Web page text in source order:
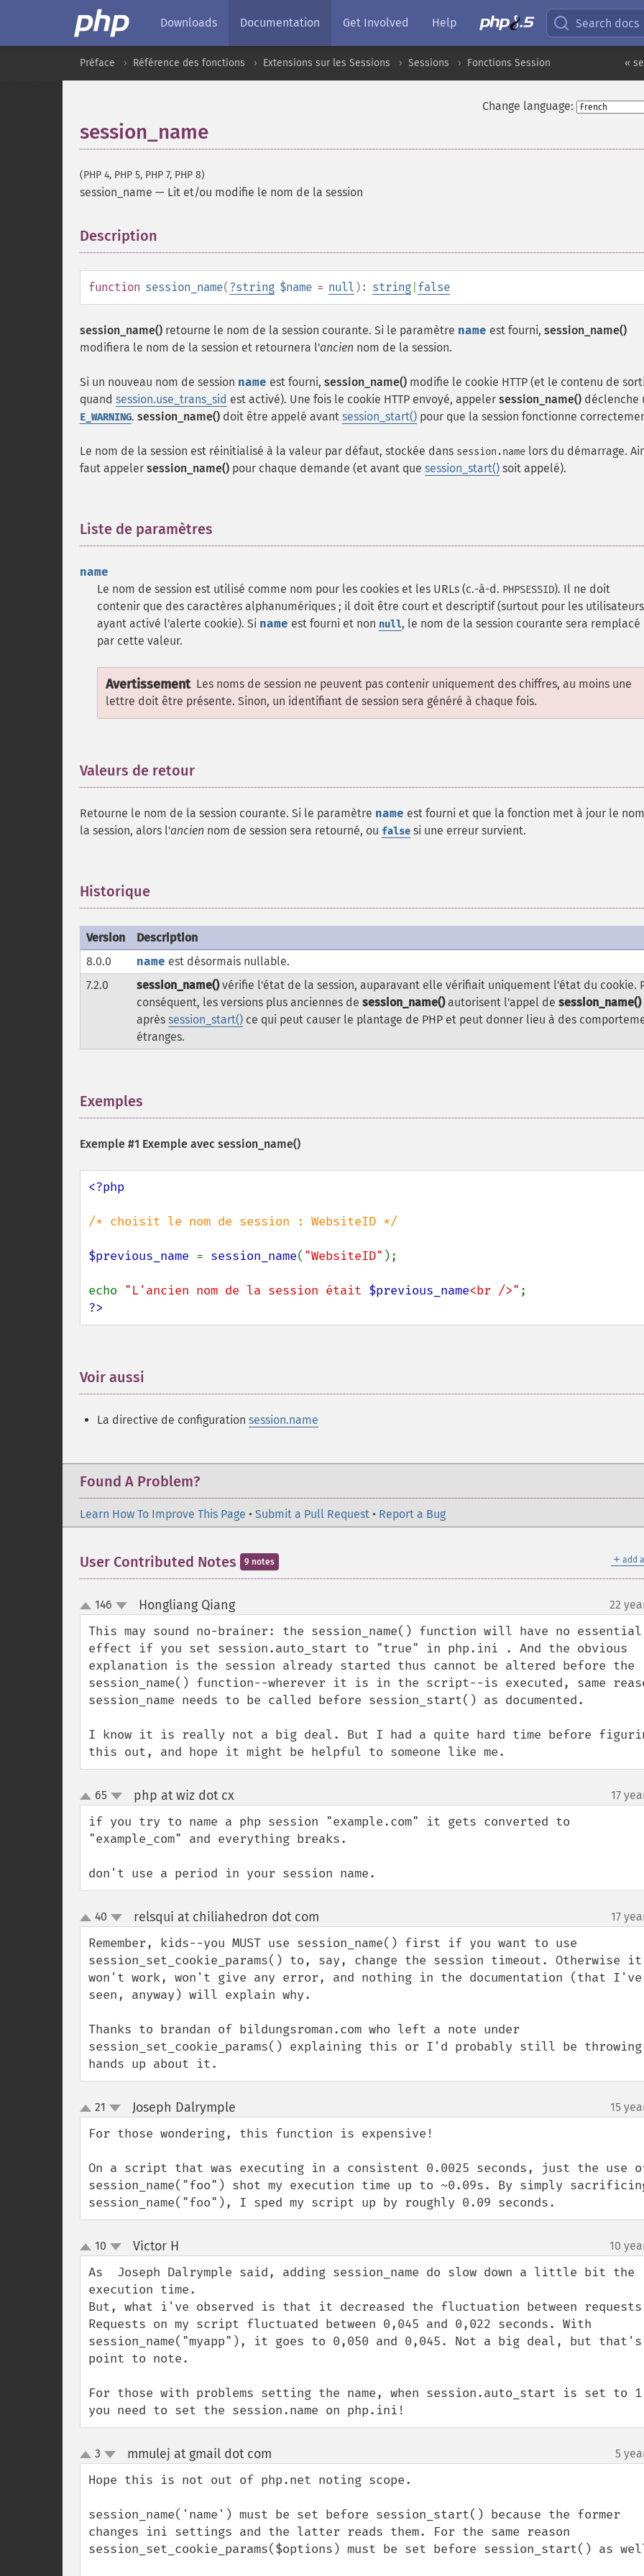
Downloads Documentation Get Involved Help Search docs
«
Préface Référence des fonctions Extensions sur les Sessions Sessions Fonctions Session
Change language:
session_name
(PHP 4, PHP 5, PHP 7, PHP 8)
session_name — Lit et/ou modifie le nom de la session
Description
function session_name(?string $name = null ): string false
session_name() retourne le nom de la session courante. Si le paramètre name est fourni, session_name()
modifiera le nom de la session et retournera l'ancien nom de la session.
Si un nouveau nom de session name est fourni, session_name() modifie le cookie HTTP (et le contenu de
quand session.use_trans_sid est activé). Une fois le cookie HTTP envoyé, appeler session_name() déclenche
E_WARNING. session_name() doit être appelé avant session_start() pour que la session fonctionne
Le nom de la session est réinitialisé à la valeur par défaut, stockée dans session.name lors du démarrage.
faut appeler session_name() pour chaque demande (et avant que session_start() soit appelé).
Liste de paramètres
name
Le nom de session est utilisé comme nom pour les cookies et les URLs (c.-à-d. PHPSESSID). Il ne doit
contenir que des caractères alphanumériques ; il doit être court et descriptif (surtout pour les utilisateurs
ayant activé l'alerte cookie). Si name est fourni et non null, le nom de la session courante sera remplacé
par cette valeur.
Avertissement Les noms de session ne peuvent pas contenir uniquement des chiffres, au moins une
lettre doit être présente. Sinon, un identifiant de session sera généré à chaque fois.
Valeurs de retour
Retourne le nom de la session courante. Si le paramètre name est fourni et que la fonction met à jour le
la session, alors l'ancien nom de session sera retourné, ou false si une erreur survient.
Historique
Version
Description
8.0.0
name est désormais nullable.
7.2.0
session_name()vérifie l'état de la session, auparavant elle vérifiait uniquement l'état du cookie.
conséquent, les versions plus anciennes de session_name()autorisent l'appel de session_name()
après session_start() ce qui peut causer le plantage de PHP et peut donner lieu à des
étranges.
Exemples
Exemple #1 Exemple avec session_name()
<?php
/* choisit le nom de session : WebsiteID */
$previous_name = session_name( "WebsiteID" );
echo "L'ancien nom de la session était $previous_name<br />"
?>
Voir aussi
La directive de configuration session.name
Found A Problem?
Learn How To Improve This Page • Submit a Pull Request • Report a Bug
＋ add
User Contributed Notes 9 notes
up
down
146 Hongliang Qiang¶ 22
This may sound no-brainer: the session_name() function will have no essential
effect if you set session.auto_start to "true" in php.ini . And the obvious
explanation is the session already started thus cannot be altered before the
session_name() function--wherever it is in the script--is executed, same
session_name needs to be called before session_start() as documented.
I know it is really not a big deal. But I had a quite hard time before
this out, and hope it might be helpful to someone like me.
up
down
65 php at wiz dot cx¶ 17
if you try to name a php session "example.com" it gets converted to
"example_com" and everything breaks.
don't use a period in your session name.
up
down
40 relsqui at chiliahedron dot com 17
Remember, kids--you MUST use session_name() first if you want to use
session_set_cookie_params() to, say, change the session timeout. Otherwise it
won't work, won't give any error, and nothing in the documentation (that I've
seen, anyway) will explain why.
Thanks to brandan of bildungsroman.com who left a note under
session_set_cookie_params() explaining this or I'd probably still be throwing
hands up about it.
up
down
21 Joseph Dalrymple 15
For those wondering, this function is expensive!
On a script that was executing in a consistent 0.0025 seconds, just the use
session_name("foo") shot my execution time up to ~0.09s. By simply
session_name("foo"), I sped my script up by roughly 0.09 seconds.
up
down
10 Victor H 10
As  Joseph Dalrymple said, adding session_name do slow down a little bit the
execution time.
But, what i've observed is that it decreased the fluctuation between
Requests on my script fluctuated between 0,045 and 0,022 seconds. With
session_name("myapp"), it goes to 0,050 and 0,045. Not a big deal, but
point to note.
For those with problems setting the name, when session.auto_start is set to
you need to set the session.name on php.ini!
up
down
3 mmulej at gmail dot com 5
Hope this is not out of php.net noting scope.
session_name('name') must be set before session_start() because the former
changes ini settings and the latter reads them. For the same reason
session_set_cookie_params($options) must be set before session_start() as